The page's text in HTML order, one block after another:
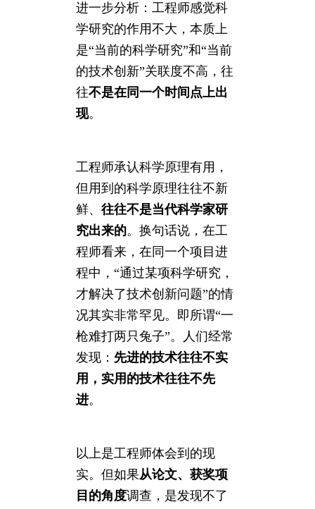
进一步分析：工程师感觉科
学研究的作用不大，本质上
是“当前的科学研究”和“当前
的技术创新”关联度不高，往
往不是在同一个时间点上出
现。
工程师承认科学原理有用，
但用到的科学原理往往不新
鲜、 往往不是当代科学家研
究出来的。换句话说，在工
程师看来，在同一个项目进
程中，“通过某项科学研究，
才解决了技术创新问题”的情
况其实非常罕见。即所谓“一
枪难打两只兔子”。人们经常
发现： 先进的技术往往不实
用，实用的技术往往不先
进。
以上是工程师体会到的现
实。但如果从论文、获奖项
目的角度调查，是发现不了